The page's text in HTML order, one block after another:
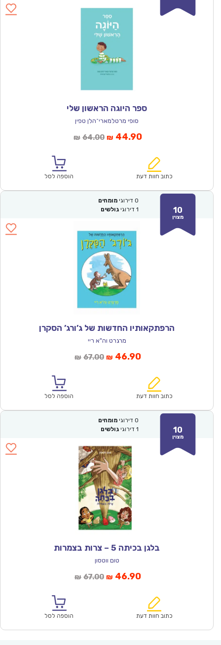
ספר היוגה הראשון שלי
סופי מרטלמארי־הלן טפין
₪ 64.00המחיר
₪64.00.
₪ 44.90המחיר
הוא:
כתוב חוות דעת הוספה לסל
10
מצוין
0 דירוגי מומחים
1 דירוגי גולשים
הרפתקאותיו החדשות של ג’ורג’ הסקרן
מרגרט וה"א ריי
₪ 67.00המחיר
₪67.00.
₪ 46.90המחיר
הוא:
כתוב חוות דעת הוספה לסל
10
מצוין
0 דירוגי מומחים
1 דירוגי גולשים
בלגן בכיתה 5 – צרות בצמרות
טום ווטסון
₪ 67.00המחיר
₪67.00.
₪ 46.90המחיר
הוא:
כתוב חוות דעת הוספה לסל